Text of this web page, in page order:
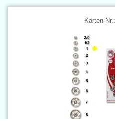
Karten Nr.: